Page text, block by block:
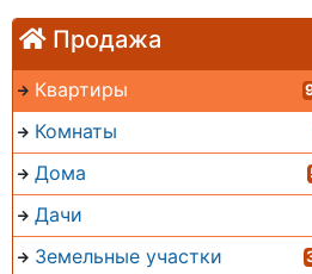
Продажа
Квартиры
Комнаты
Дома
Дачи
Земельные участки